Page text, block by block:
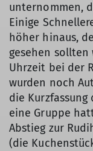
unternommen,
Einige
höher hinaus,
gesehen sollten
Uhrzeit bei der
wurden noch
die
eine Gruppe
Abstieg zur
(die